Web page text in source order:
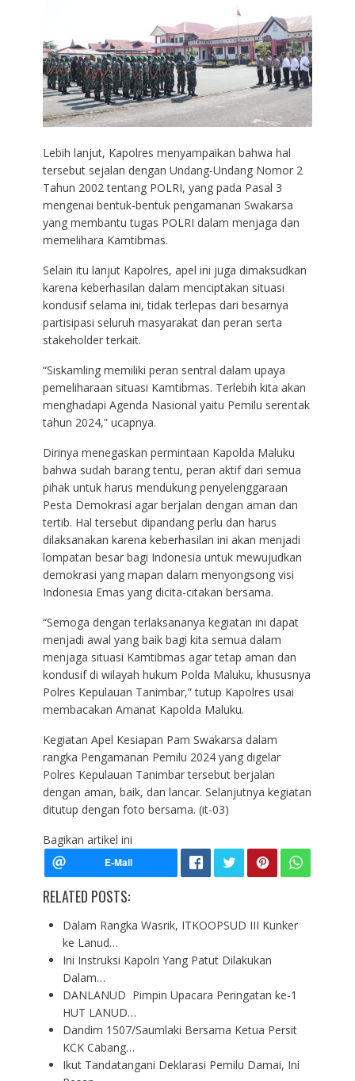
Lebih lanjut, Kapolres menyampaikan bahwa hal
tersebut sejalan dengan Undang-Undang Nomor 2
Tahun 2002 tentang POLRI, yang pada Pasal 3
mengenai bentuk-bentuk pengamanan Swakarsa
yang membantu tugas POLRI dalam menjaga dan
memelihara Kamtibmas.
Selain itu lanjut Kapolres, apel ini juga dimaksudkan
karena keberhasilan dalam menciptakan situasi
kondusif selama ini, tidak terlepas dari besarnya
partisipasi seluruh masyarakat dan peran serta
stakeholder terkait.
“Siskamling memiliki peran sentral dalam upaya
pemeliharaan situasi Kamtibmas. Terlebih kita akan
menghadapi Agenda Nasional yaitu Pemilu serentak
tahun 2024,” ucapnya.
Dirinya menegaskan permintaan Kapolda Maluku
bahwa sudah barang tentu, peran aktif dari semua
pihak untuk harus mendukung penyelenggaraan
Pesta Demokrasi agar berjalan dengan aman dan
tertib. Hal tersebut dipandang perlu dan harus
dilaksanakan karena keberhasilan ini akan menjadi
lompatan besar bagi Indonesia untuk mewujudkan
demokrasi yang mapan dalam menyongsong visi
Indonesia Emas yang dicita-citakan bersama.
“Semoga dengan terlaksananya kegiatan ini dapat
menjadi awal yang baik bagi kita semua dalam
menjaga situasi Kamtibmas agar tetap aman dan
kondusif di wilayah hukum Polda Maluku, khususnya
Polres Kepulauan Tanimbar,” tutup Kapolres usai
membacakan Amanat Kapolda Maluku.
Kegiatan Apel Kesiapan Pam Swakarsa dalam
rangka Pengamanan Pemilu 2024 yang digelar
Polres Kepulauan Tanimbar tersebut berjalan
dengan aman, baik, dan lancar. Selanjutnya kegiatan
ditutup dengan foto bersama. (it-03)
Bagikan artikel ini
RELATED POSTS:
Dalam Rangka Wasrik, ITKOOPSUD III Kunker
ke Lanud…
Ini Instruksi Kapolri Yang Patut Dilakukan
Dalam…
DANLANUD Pimpin Upacara Peringatan ke-1
HUT LANUD…
Dandim 1507/Saumlaki Bersama Ketua Persit
KCK Cabang…
Ikut Tandatangani Deklarasi Pemilu Damai, Ini